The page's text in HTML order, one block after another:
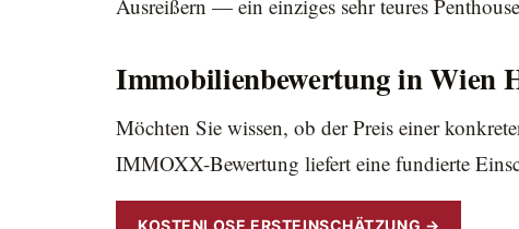
Ausreißern — ein einziges sehr teures
Immobilienbewertung in Wien
Möchten Sie wissen, ob der Preis einer
IMMOXX-Bewertung liefert eine fundierte
KOSTENLOSE ERSTEINSCHÄTZUNG →